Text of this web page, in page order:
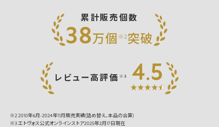
累計販売個数
38万個※2突破
レビュー高評価※3 4.5
※2 2010年6月-2024年11月販売実績(詰め替え、本品の合算)
※3 エトヴォス公式オンラインストア2025年2月17日現在